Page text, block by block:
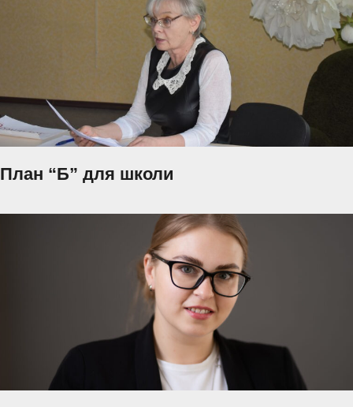
План “Б” для школи